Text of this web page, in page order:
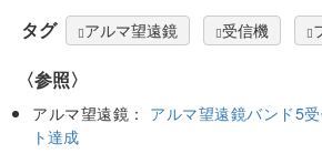
タグ アルマ望遠鏡 受信機
〈参照〉
アルマ望遠鏡： アルマ望遠鏡バンド5
ト達成